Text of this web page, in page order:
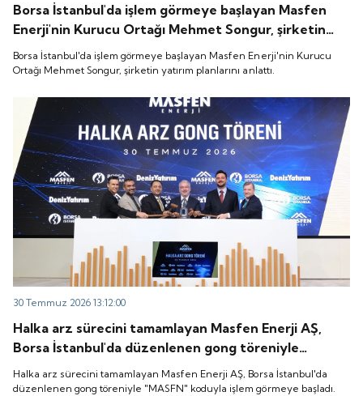
Borsa İstanbul'da işlem görmeye başlayan Masfen
Enerji'nin Kurucu Ortağı Mehmet Songur, şirketin
yatırım planlarını anlattı.
Borsa İstanbul'da işlem görmeye başlayan Masfen Enerji'nin Kurucu
Ortağı Mehmet Songur, şirketin yatırım planlarını anlattı.
30 Temmuz 2026 13:12:00
Halka arz sürecini tamamlayan Masfen Enerji AŞ,
Borsa İstanbul'da düzenlenen gong töreniyle
"MASFN" koduyla işlem görmeye başladı.
Halka arz sürecini tamamlayan Masfen Enerji AŞ, Borsa İstanbul'da
düzenlenen gong töreniyle "MASFN" koduyla işlem görmeye başladı.